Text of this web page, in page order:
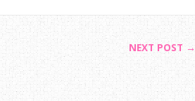
NEXT POST →